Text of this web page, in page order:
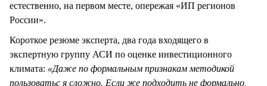
естественно, на первом месте, опережая «ИП регионов
России».
Короткое резюме эксперта, два года входящего в
экспертную группу АСИ по оценке инвестиционного
климата: «Даже по формальным признакам методикой
пользоватьс я сложно. Если же подходить не формально,